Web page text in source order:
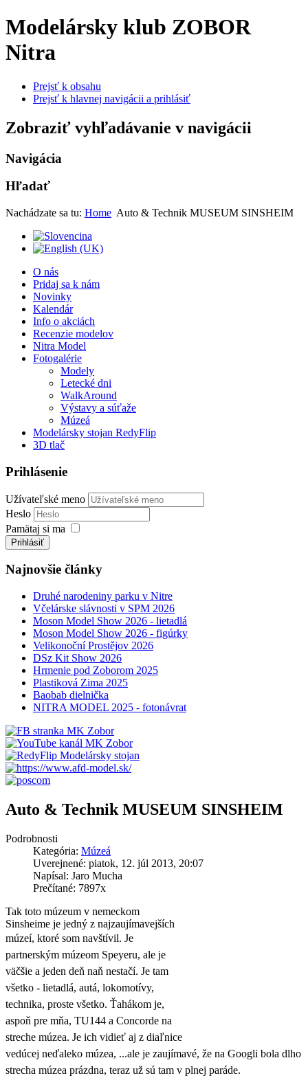
Modelársky klub ZOBOR
Nitra
Prejsť k obsahu
Prejsť k hlavnej navigácii a prihlásiť
Zobraziť vyhľadávanie v navigácii
Navigácia
Hľadať
Nachádzate sa tu: Home Auto & Technik MUSEUM SINSHEIM
O nás
Pridaj sa k nám
Novinky
Kalendár
Info o akciách
Recenzie modelov
Nitra Model
Fotogalérie
Modely
Letecké dni
WalkAround
Výstavy a súťaže
Múzeá
Modelársky stojan RedyFlip
3D tlač
Prihlásenie
Užívateľské meno
Heslo
Pamätaj si ma
Prihlásiť
Najnovšie články
Druhé narodeniny parku v Nitre
Včelárske slávnosti v SPM 2026
Moson Model Show 2026 - lietadlá
Moson Model Show 2026 - figúrky
Velikonoční Prostějov 2026
DSz Kit Show 2026
Hrmenie pod Zoborom 2025
Plastiková Zima 2025
Baobab dielnička
NITRA MODEL 2025 - fotonávrat
Auto & Technik MUSEUM SINSHEIM
Podrobnosti
Kategória: Múzeá
Uverejnené: piatok, 12. júl 2013, 20:07
Napísal: Jaro Mucha
Prečítané: 7897x
Tak toto múzeum v nemeckom
Sinsheime je jedný z najzaujímavejších
múzeí, ktoré som navštívil. Je
partnerským múzeom Speyeru, ale je
väčšie a jeden deň naň nestačí. Je tam
všetko - lietadlá, autá, lokomotívy,
technika, proste všetko. Ťahákom je,
aspoň pre mňa, TU144 a Concorde na
streche múzea. Je ich vidieť aj z diaľnice
vedúcej neďaleko múzea, ...ale je zaujímavé, že na Googli bola dlho
strecha múzea prázdna, teraz už sú tam v plnej paráde.